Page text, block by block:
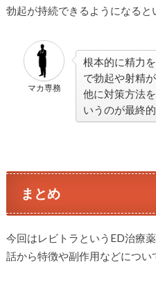
勃起が持続できるようになると
マカ専務
根本的に精力
で勃起や射精
他に対策方法
いうのが最終
まとめ
今回はレビトラというED治療
話から特徴や副作用などについ